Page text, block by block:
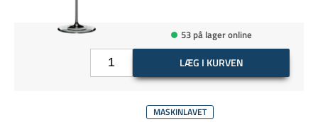
53 på lager online
LÆG I KURVEN
MASKINLAVET